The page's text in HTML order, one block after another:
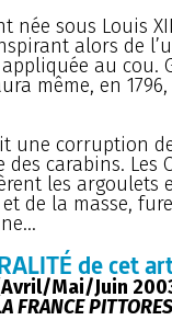
née sous Louis
alors de
au cou.
même, en
une corruption
carabins. Les
les argoulets
de la masse,
de cet
Mai/Juin
FRANCE